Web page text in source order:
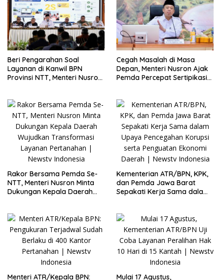
Beri Pengarahan Soal
Layanan di Kanwil BPN
Provinsi NTT, Menteri Nusron:
Cegah Masalah di Masa
Depan, Menteri Nusron Ajak
Pemda Percepat Sertipikasi
Rakor Bersama Pemda Se-
NTT, Menteri Nusron Minta
Dukungan Kepala Daerah
Kementerian ATR/BPN, KPK,
dan Pemda Jawa Barat
Sepakati Kerja Sama dalam
Daerah
Menteri ATR/Kepala BPN:
Mulai 17 Agustus,